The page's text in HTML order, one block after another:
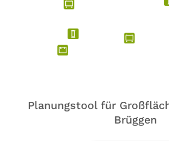
Planungstool für
Brüggen